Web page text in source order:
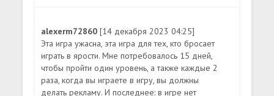
alexerm72860[14 декабря 2023 04:25]
Эта игра ужасна, эта игра для тех, кто бросает
играть в ярости. Мне потребовалось 15 дней,
чтобы пройти один уровень, а также каждые 2
раза, когда вы играете в игру, вы должны
делать рекламу. И последнее: в игре нет